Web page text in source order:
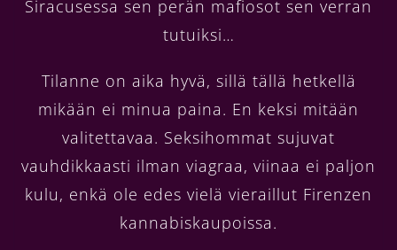
Siracusessa sen perän mafiosot sen verran
tutuiksi…
Tilanne on aika hyvä, sillä tällä hetkellä
mikään ei minua paina. En keksi mitään
valitettavaa. Seksihommat sujuvat
vauhdikkaasti ilman viagraa, viinaa ei paljon
kulu, enkä ole edes vielä vieraillut Firenzen
kannabiskaupoissa.